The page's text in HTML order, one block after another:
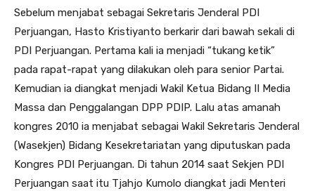
Sebelum menjabat sebagai Sekretaris Jenderal PDI
Perjuangan, Hasto Kristiyanto berkarir dari bawah sekali di
PDI Perjuangan. Pertama kali ia menjadi “tukang ketik”
pada rapat-rapat yang dilakukan oleh para senior Partai.
Kemudian ia diangkat menjadi Wakil Ketua Bidang II Media
Massa dan Penggalangan DPP PDIP. Lalu atas amanah
kongres 2010 ia menjabat sebagai Wakil Sekretaris Jenderal
(Wasekjen) Bidang Kesekretariatan yang diputuskan pada
Kongres PDI Perjuangan. Di tahun 2014 saat Sekjen PDI
Perjuangan saat itu Tjahjo Kumolo diangkat jadi Menteri